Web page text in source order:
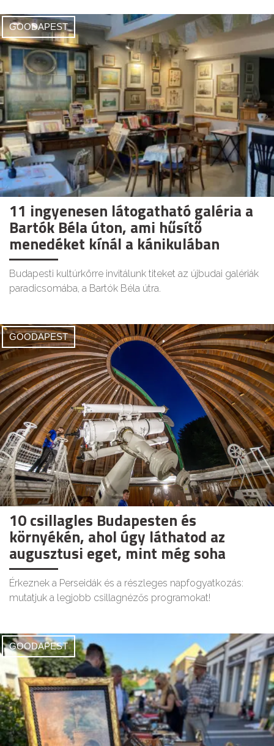
GOODAPEST
11 ingyenesen látogatható galéria a
Bartók Béla úton, ami hűsítő
menedéket kínál a kánikulában
Budapesti kultúrkörre invitálunk titeket az újbudai galériák
paradicsomába, a Bartók Béla útra.
GOODAPEST
10 csillagles Budapesten és
környékén, ahol úgy láthatod az
augusztusi eget, mint még soha
Érkeznek a Perseidák és a részleges napfogyatkozás:
mutatjuk a legjobb csillagnézős programokat!
GOODAPEST